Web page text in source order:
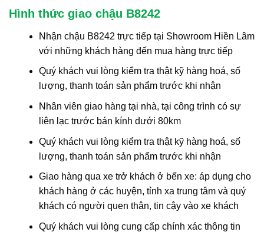
Hình thức giao chậu B8242
Nhận chậu B8242 trực tiếp tại Showroom Hiền Lâm
với những khách hàng đến mua hàng trực tiếp
Quý khách vui lòng kiểm tra thật kỹ hàng hoá, số
lượng, thanh toán sản phẩm trước khi nhận
Nhân viên giao hàng tại nhà, tại công trình có sự
liên lạc trước bán kính dưới 80km
Quý khách vui lòng kiểm tra thật kỹ hàng hoá, số
lượng, thanh toán sản phẩm trước khi nhận
Giao hàng qua xe trở khách ở bến xe: áp dụng cho
khách hàng ở các huyện, tỉnh xa trung tâm và quý
khách có người quen thân, tin cậy vào xe khách
Quý khách vui lòng cung cấp chính xác thông tin